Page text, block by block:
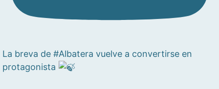
La breva de #Albatera vuelve a convertirse en
protagonista